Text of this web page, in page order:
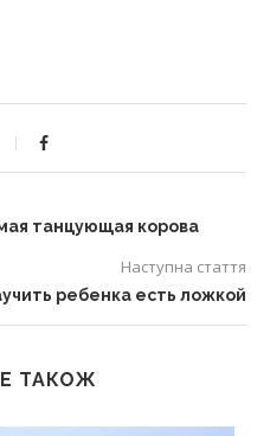
танцующая корова
Наступна стаття
ребенка есть ложкой
ТАКОЖ